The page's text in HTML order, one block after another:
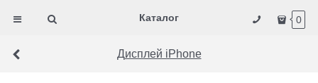
Каталог 0
Дисплей iPhone